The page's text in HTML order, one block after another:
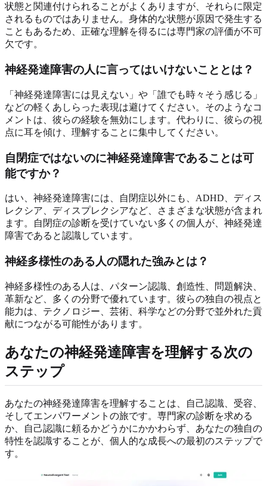
状態と関連付けられることがよくありますが、それらに限定
されるものではありません。身体的な状態が原因で発生する
こともあるため、正確な理解を得るには専門家の評価が不可
欠です。
神経発達障害の人に言ってはいけないこととは？
「神経発達障害には見えない」や「誰でも時々そう感じる」
などの軽くあしらった表現は避けてください。そのようなコ
メントは、彼らの経験を無効にします。代わりに、彼らの視
点に耳を傾け、理解することに集中してください。
自閉症ではないのに神経発達障害であることは可
能ですか？
はい、神経発達障害には、自閉症以外にも、ADHD、ディス
レクシア、ディスプレクシアなど、さまざまな状態が含まれ
ます。自閉症の診断を受けていない多くの個人が、神経発達
障害であると認識しています。
神経多様性のある人の隠れた強みとは？
神経多様性のある人は、パターン認識、創造性、問題解決、
革新など、多くの分野で優れています。彼らの独自の視点と
能力は、テクノロジー、芸術、科学などの分野で並外れた貢
献につながる可能性があります。
あなたの神経発達障害を理解する次の
ステップ
あなたの神経発達障害を理解することは、自己認識、受容、
そしてエンパワーメントの旅です。専門家の診断を求める
か、自己認識に頼るかどうかにかかわらず、あなたの独自の
特性を認識することが、個人的な成長への最初のステップで
す。